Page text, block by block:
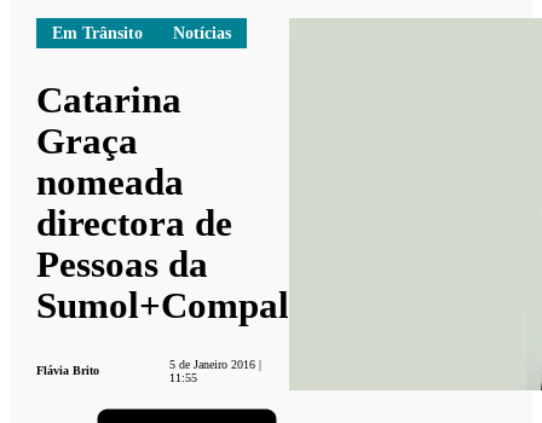
Em Trânsito Notícias
Catarina
Graça
nomeada
directora de
Pessoas da
Sumol+Compal
Flávia Brito
5 de Janeiro 2016 |
11:55